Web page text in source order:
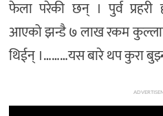
फेला परेकी छन् । पुर्व प्रहरी
आएको झन्डै ७ लाख रकम
थिईन् ।………यस बारे थप कुरा बुझ्न